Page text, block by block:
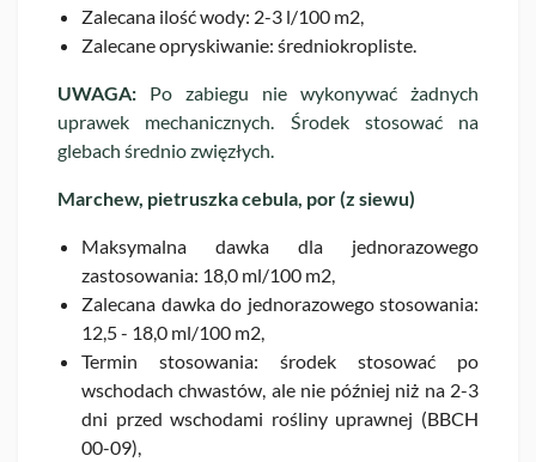
Zalecana ilość wody: 2-3 l/100 m2,
Zalecane opryskiwanie: średniokropliste.
UWAGA: Po zabiegu nie wykonywać żadnych
uprawek mechanicznych. Środek stosować na
glebach średnio zwięzłych.
Marchew, pietruszka cebula, por (z siewu)
Maksymalna dawka dla jednorazowego
zastosowania: 18,0 ml/100 m2,
Zalecana dawka do jednorazowego stosowania:
12,5 - 18,0 ml/100 m2,
Termin stosowania: środek stosować po
wschodach chwastów, ale nie później niż na 2-3
dni przed wschodami rośliny uprawnej (BBCH
00-09),